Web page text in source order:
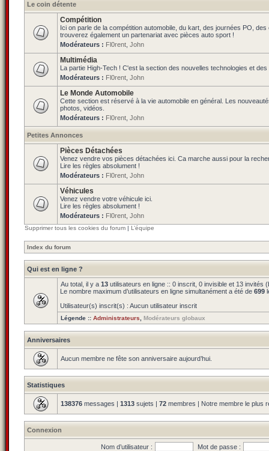
Le coin détente
Compétition
Ici on parle de la compétition automobile, du kart, des journées PO,
trouverez également un partenariat avec pièces auto sport !
Modérateurs : Fl0rent John
Multimédia
La partie High-Tech ! C'est la section des nouvelles technologies et
Modérateurs : Fl0rent John
Le Monde Automobile
Cette section est réservé à la vie automobile en général. Les
photos, vidéos.
Modérateurs : Fl0rent John
Petites Annonces
Pièces Détachées
Venez vendre vos pièces détachées ici. Ca marche aussi pour la
Lire les règles absolument !
Modérateurs : Fl0rent John
Véhicules
Venez vendre votre véhicule ici.
Lire les règles absolument !
Modérateurs : Fl0rent John
Supprimer tous les cookies du forum | L’équipe
Index du forum
Qui est en ligne ?
Au total, il y a 13 utilisateurs en ligne :: 0 inscrit, 0 invisible et 13 invités
Le nombre maximum d’utilisateurs en ligne simultanément a été de 699
Utilisateur(s) inscrit(s) : Aucun utilisateur inscrit
Légende :: Administrateurs Modérateurs globaux
Anniversaires
Aucun membre ne fête son anniversaire aujourd’hui.
Statistiques
138376 messages | 1313 sujets | 72 membres | Notre membre le plus
Connexion
Nom d’utilisateur : Mot de passe :